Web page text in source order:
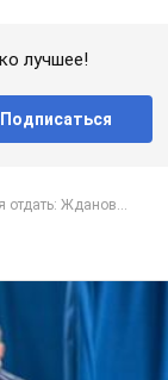
лучшее!
Подписаться
отдать: Жданов...